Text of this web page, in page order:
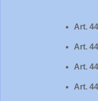
Art.
Art.
Art.
Art.